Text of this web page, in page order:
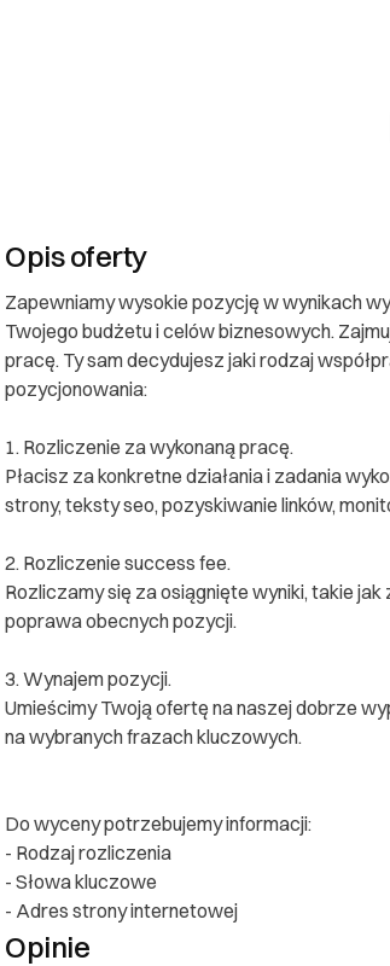
Poznaj
Opis oferty
Zapewniamy wysokie pozycję w wynikach
Twojego budżetu i celów biznesowych.
pracę. Ty sam decydujesz jaki rodzaj
pozycjonowania:
1. Rozliczenie za wykonaną pracę.
Płacisz za konkretne działania i zadania
strony, teksty seo, pozyskiwanie linków,
2. Rozliczenie success fee.
Rozliczamy się za osiągnięte wyniki, takie
poprawa obecnych pozycji.
3. Wynajem pozycji.
Umieścimy Twoją ofertę na naszej dobrze
na wybranych frazach kluczowych.
Do wyceny potrzebujemy informacji:
- Rodzaj rozliczenia
- Słowa kluczowe
- Adres strony internetowej
Opinie